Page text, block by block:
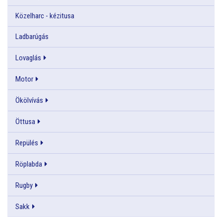
Közelharc - kézitusa
Ladbarúgás
Lovaglás
Motor
Ökölvívás
Öttusa
Repülés
Röplabda
Rugby
Sakk